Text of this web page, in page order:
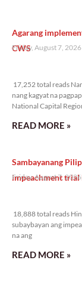
Agarang
CWS
Friday, August 7,
17,252 total reads
nang kagyat na
National Capital
READ MORE »
Sambayanang
impeachment trial
Friday, August 7,
18,888 total reads
subaybayan ang
na ang
READ MORE »